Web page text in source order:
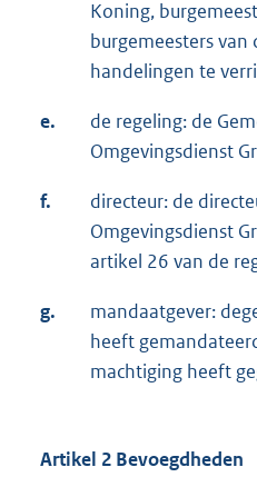
Koning,
burgemeesters
handelingen te
e.
de regeling: de
Omgevingsdienst
f.
directeur: de
Omgevingsdienst
artikel 26 van de
g.
mandaatgever:
heeft
machtiging heeft
Artikel 2 Bevoegdheden